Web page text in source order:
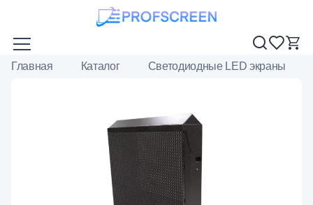
Главная Каталог Светодиодные LED экраны